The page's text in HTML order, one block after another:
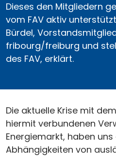
Dieses den Mitgliedern
vom FAV aktiv
Bürdel,
fribourg/freiburg und
des FAV, erklärt.
Die aktuelle Krise mit
hiermit verbundenen
Energiemarkt, haben
Abhängigkeiten von